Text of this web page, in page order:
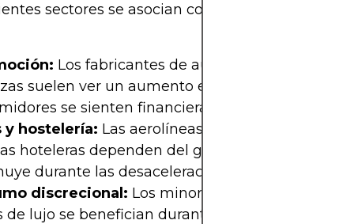
sectores se asocian comúnmente con
Los fabricantes de automóviles y los
suelen ver un aumento en las ventas cuando
se sienten financieramente seguros.
y hostelería: Las aerolíneas, las líneas de
hoteleras dependen del gasto discrecional,
durante las desaceleraciones económicas.
discrecional: Los minoristas y los
de lujo se benefician durante los auges, pero a